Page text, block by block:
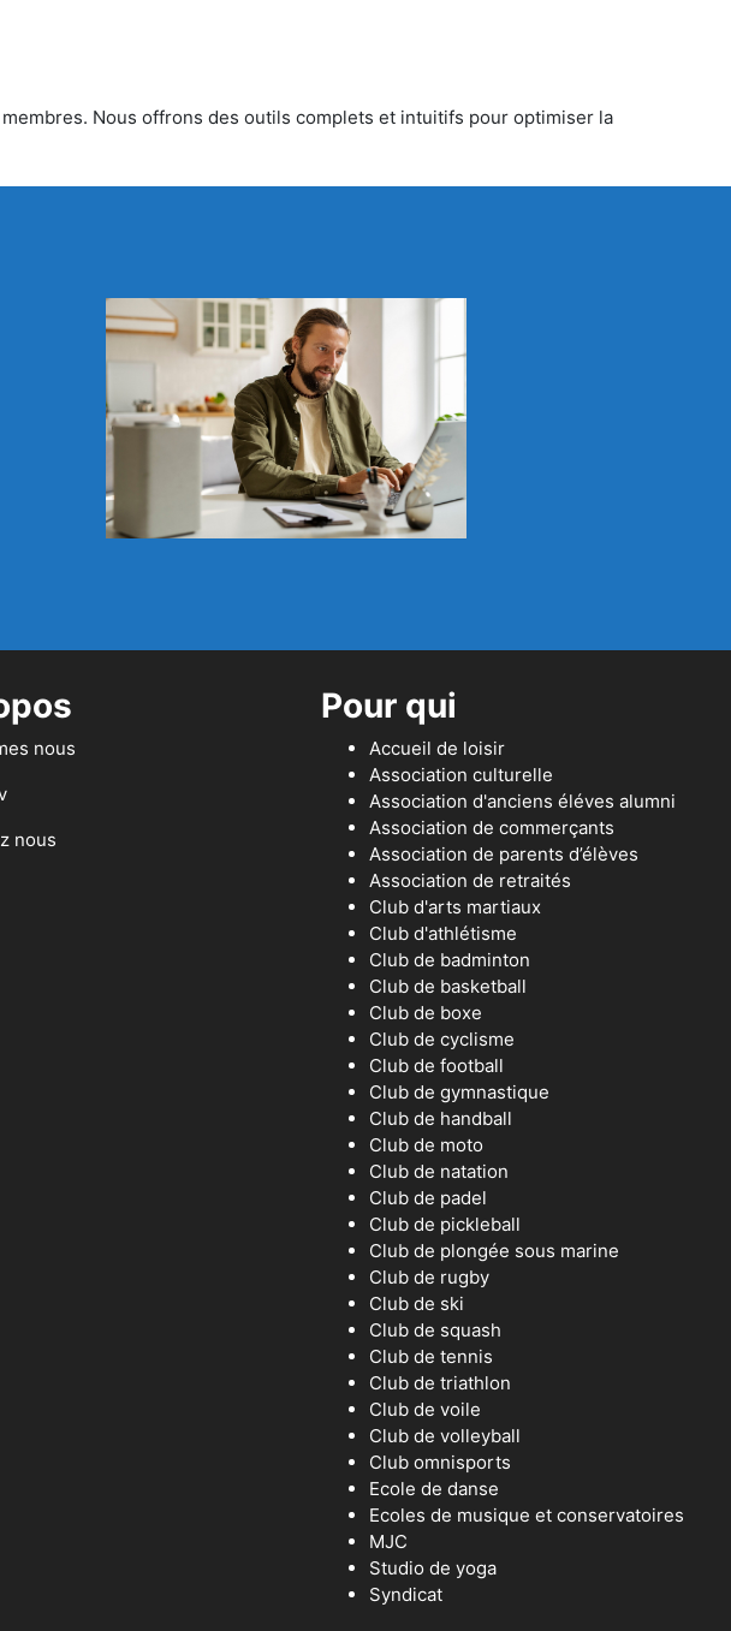
Nous offrons des outils complets et intuitifs pour optimiser la
nous
nous
Pour qui
Accueil de loisir
Association culturelle
Association d'anciens éléves alumni
Association de commerçants
Association de parents d’élèves
Association de retraités
Club d'arts martiaux
Club d'athlétisme
Club de badminton
Club de basketball
Club de boxe
Club de cyclisme
Club de football
Club de gymnastique
Club de handball
Club de moto
Club de natation
Club de padel
Club de pickleball
Club de plongée sous marine
Club de rugby
Club de ski
Club de squash
Club de tennis
Club de triathlon
Club de voile
Club de volleyball
Club omnisports
Ecole de danse
Ecoles de musique et conservatoires
MJC
Studio de yoga
Syndicat